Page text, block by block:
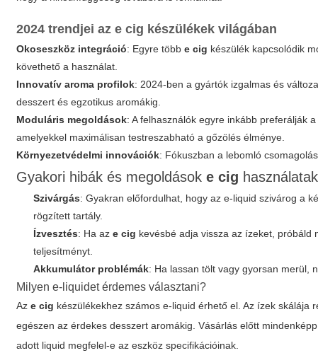
2024 trendjei aze cig készülékek világában
Okoseszköz integráció: Egyre többe cig készülék kapcsolódik
követhető a használat.
Innovatív aroma profilok: 2024-ben a gyártók izgalmas és
desszert és egzotikus aromákig.
Moduláris megoldások: A felhasználók egyre inkább preferálják
amelyekkel maximálisan testreszabható a gőzölés élménye.
Környezetvédelmi innovációk: Fókuszban a lebomló
Gyakori hibák és megoldásoke cig
Szivárgás: Gyakran előfordulhat, hogy az e-liquid szivárog a
rögzített tartály.
Ízvesztés: Ha aze cig kevésbé adja vissza az ízeket, próbáld
teljesítményt.
Akkumulátor problémák: Ha lassan tölt vagy gyorsan merül,
Milyen e-liquidet érdemes választani?
Aze cig készülékekhez számos e-liquid érhető el. Az ízek
egészen az érdekes desszert aromákig. Vásárlás előtt
adott liquid megfelel-e az eszköz specifikációinak.